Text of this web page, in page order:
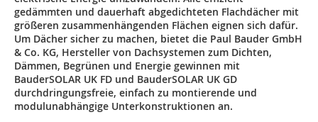
gedämmten und dauerhaft abgedichteten Flachdächer mit
größeren zusammenhängenden Flächen eignen sich dafür.
Um Dächer sicher zu machen, bietet die Paul Bauder GmbH
& Co. KG, Hersteller von Dachsystemen zum Dichten,
Dämmen, Begrünen und Energie gewinnen mit
BauderSOLAR UK FD und BauderSOLAR UK GD
durchdringungsfreie, einfach zu montierende und
modulunabhängige Unterkonstruktionen an.